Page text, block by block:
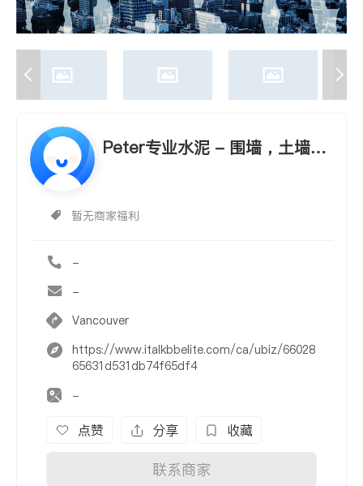
Peter专业水泥 - 围墙，土墙，
暂无商家福利
-
-
Vancouver
https://www.italkbbelite.com/ca/ubiz/66028
65631d531db74f65df4
-
点赞 分享 收藏
联系商家